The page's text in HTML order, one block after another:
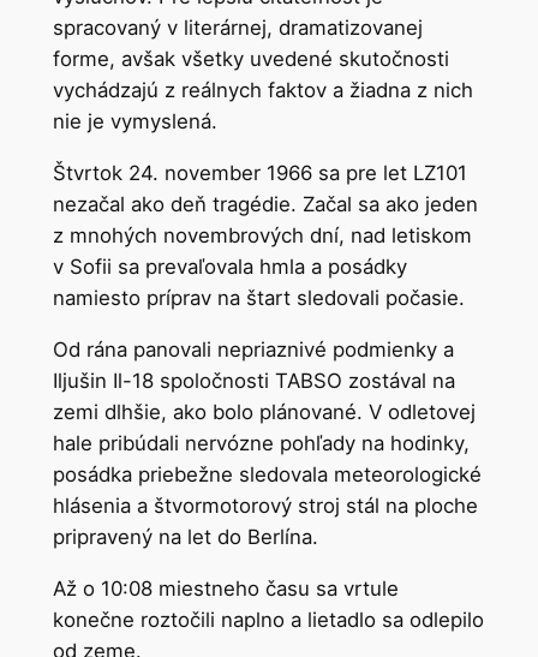
spracovaný v literárnej, dramatizovanej
forme, avšak všetky uvedené skutočnosti
vychádzajú z reálnych faktov a žiadna z nich
nie je vymyslená.
Štvrtok 24. november 1966 sa pre let LZ101
nezačal ako deň tragédie. Začal sa ako jeden
z mnohých novembrových dní, nad letiskom
v Sofii sa prevaľovala hmla a posádky
namiesto príprav na štart sledovali počasie.
Od rána panovali nepriaznivé podmienky a
Iljušin Il-18 spoločnosti TABSO zostával na
zemi dlhšie, ako bolo plánované. V odletovej
hale pribúdali nervózne pohľady na hodinky,
posádka priebežne sledovala meteorologické
hlásenia a štvormotorový stroj stál na ploche
pripravený na let do Berlína.
Až o 10:08 miestneho času sa vrtule
konečne roztočili naplno a lietadlo sa odlepilo
od zeme.